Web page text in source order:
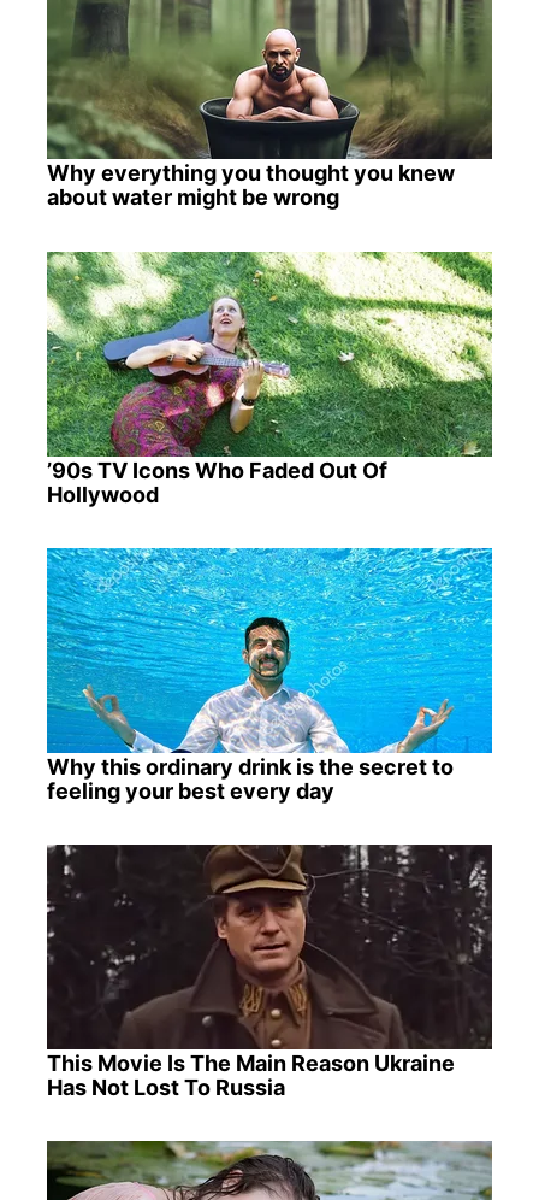
Why everything you thought you knew
about water might be wrong
’90s TV Icons Who Faded Out Of
Hollywood
Why this ordinary drink is the secret to
feeling your best every day
This Movie Is The Main Reason Ukraine
Has Not Lost To Russia